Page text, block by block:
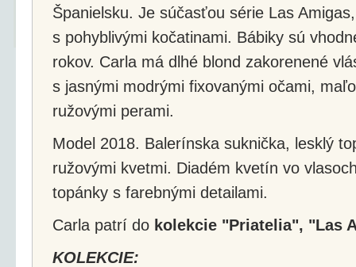
Španielsku. Je súčasťou série Las
s pohyblivými kočatinami. Bábiky sú
rokov. Carla má dlhé blond zakorenené
s jasnými modrými fixovanými očami,
ružovými perami.
Model 2018. Balerínska suknička, lesklý
ružovými kvetmi. Diadém kvetín vo
topánky s farebnými detailami.
Carla patrí do kolekcie "Priatelia", "Las
KOLEKCIE: